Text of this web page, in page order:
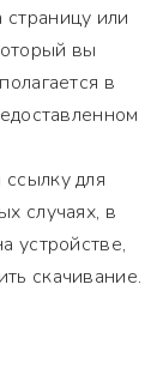
или
вы
в
для
случаях, в
устройстве,
скачивание.